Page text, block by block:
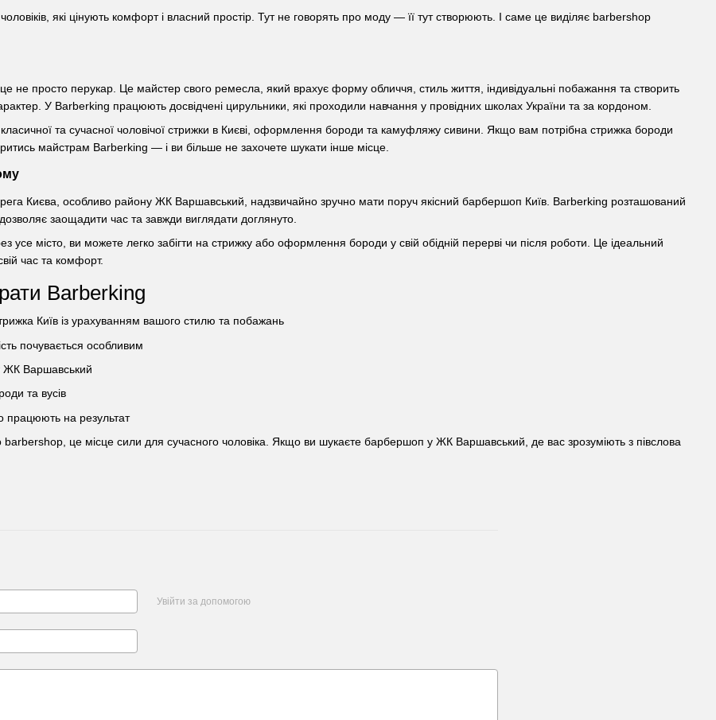
які цінують комфорт і власний простір. Тут не говорять про моду — її тут створюють. І саме це виділяє barbershop
не просто перукар. Це майстер свого ремесла, який врахує форму обличчя, стиль життя, індивідуальні побажання та створить
У Barberking працюють досвідчені цирульники, які проходили навчання у провідних школах України та за кордоном.
та сучасної чоловічої стрижки в Києві, оформлення бороди та камуфляжу сивини. Якщо вам потрібна стрижка бороди
майстрам Barberking — і ви більше не захочете шукати інше місце.
Києва, особливо району ЖК Варшавський, надзвичайно зручно мати поруч якісний барбершоп Київ. Barberking розташований
заощадити час та завжди виглядати доглянуто.
усе місто, ви можете легко забігти на стрижку або оформлення бороди у свій обідній перерві чи після роботи. Це ідеальний
час та комфорт.
Barberking
Київ із урахуванням вашого стилю та побажань
почувається особливим
ЖК Варшавський
та вусів
працюють на результат
це місце сили для сучасного чоловіка. Якщо ви шукаєте барбершоп у ЖК Варшавський, де вас зрозуміють з півслова
Увійти за допомогою